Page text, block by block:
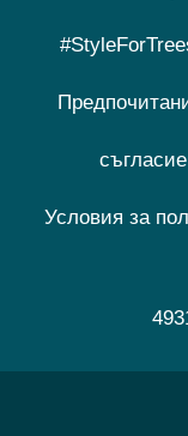
съгласие
Условия за